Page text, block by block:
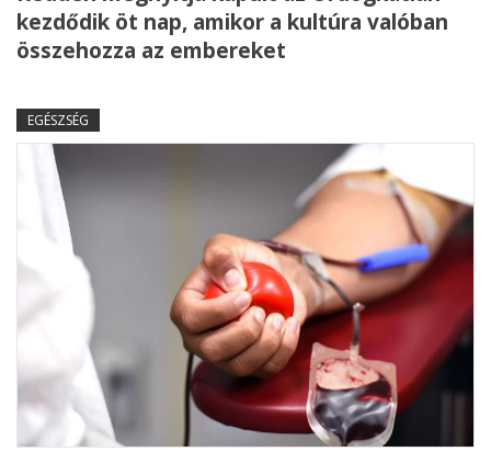
kezdődik öt nap, amikor a kultúra valóban
összehozza az embereket
EGÉSZSÉG